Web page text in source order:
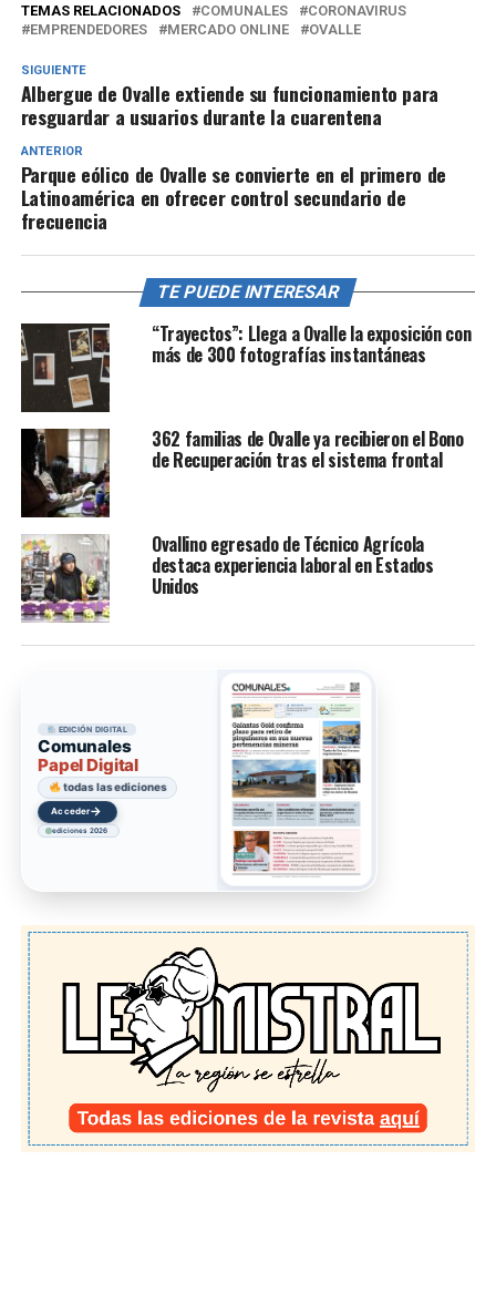
TEMAS RELACIONADOS COMUNALES
CORONAVIRUS
EMPRENDEDORES
MERCADO ONLINE OVALLE
SIGUIENTE
Albergue de Ovalle extiende su funcionamiento para
resguardar a usuarios durante la cuarentena
ANTERIOR
Parque eólico de Ovalle se convierte en el primero de
Latinoamérica en ofrecer control secundario de
frecuencia
TE PUEDE INTERESAR
“Trayectos”: Llega a Ovalle la exposición con
más de 300 fotografías instantáneas
362 familias de Ovalle ya recibieron el Bono
de Recuperación tras el sistema frontal
Ovallino egresado de Técnico Agrícola
destaca experiencia laboral en Estados
Unidos
EDICIÓN DIGITAL
Comunales
Papel Digital
todas las ediciones
Acceder→
ediciones 2026